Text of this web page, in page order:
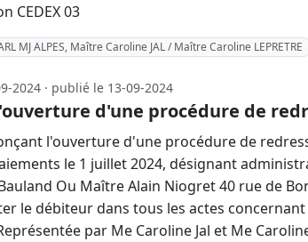
CEDEX 03
MJ ALPES, Maître Caroline JAL / Maître Caroline LEPRETRE
2024 · publié le 13-09-2024
d'une procédure de
l'ouverture d'une procédure de
le 1 juillet 2024, désignant
Ou Maître Alain Niogret 40 rue de
le débiteur dans tous les actes
par Me Caroline Jal et Me